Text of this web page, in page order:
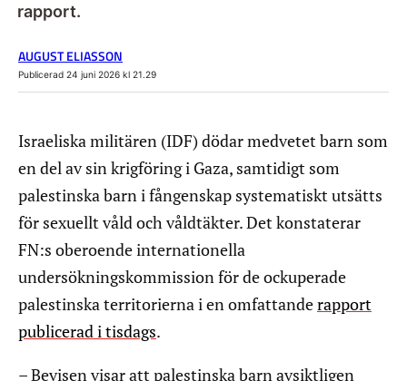
rapport.
AUGUST ELIASSON
Publicerad 24 juni 2026 kl 21.29
Israeliska militären (IDF) dödar medvetet barn som
en del av sin krigföring i Gaza, samtidigt som
palestinska barn i fångenskap systematiskt utsätts
för sexuellt våld och våldtäkter. Det konstaterar
FN:s oberoende internationella
undersökningskommission för de ockuperade
palestinska territorierna i en omfattanderapport
publicerad i tisdags.
– Bevisen visar att palestinska barn avsiktligen